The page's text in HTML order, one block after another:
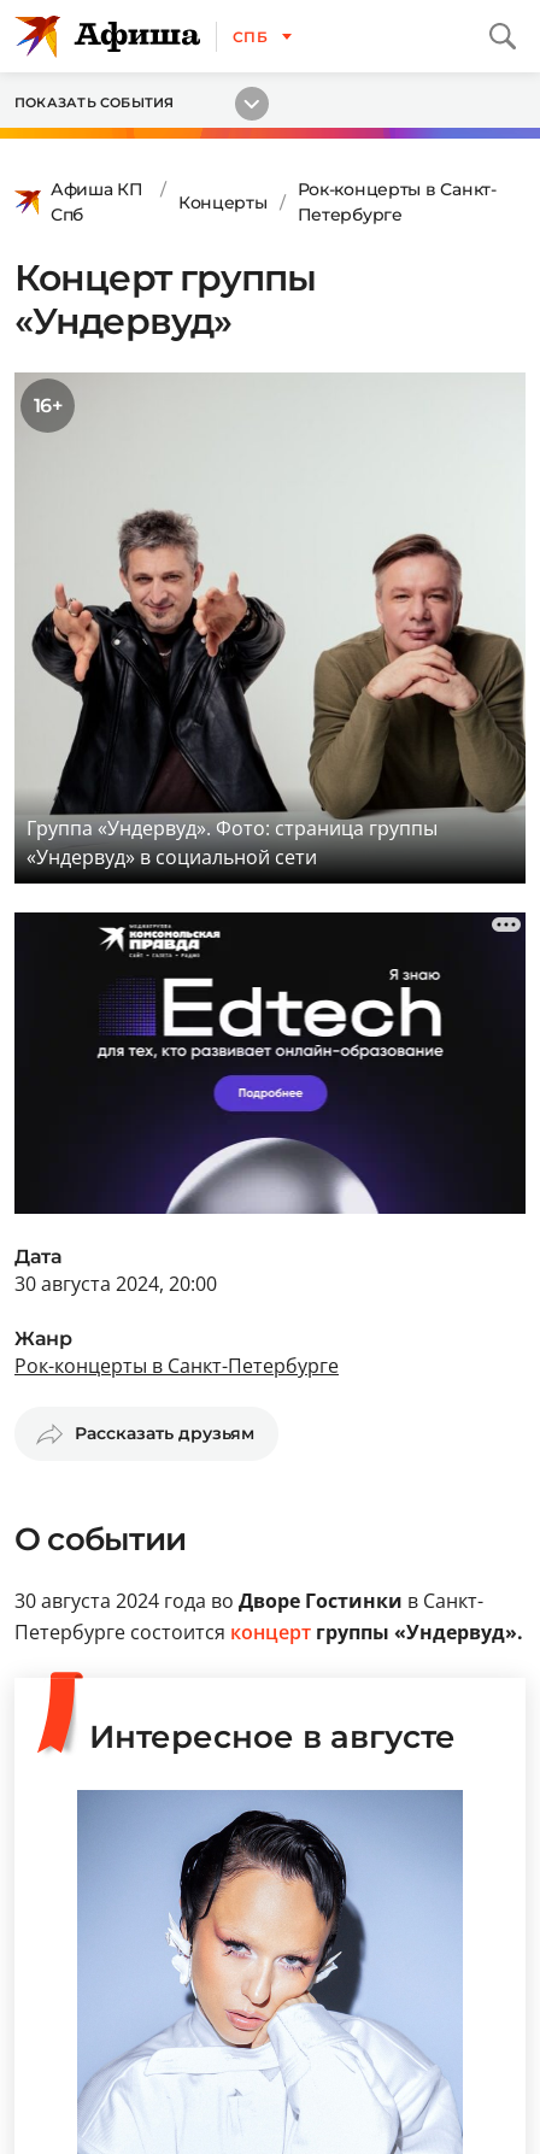
СПБ
ПОКАЗАТЬ СОБЫТИЯ
Афиша КП
Спб
Концерты
Рок-концерты в Санкт-
Петербурге
Концерт группы
«Ундервуд»
16+
Группа «Ундервуд». Фото: страница группы
«Ундервуд» в социальной сети
Дата
30 августа 2024, 20:00
Жанр
Рок-концерты в Санкт-Петербурге
Рассказать друзьям
О событии
30 августа 2024 года во Дворе Гостинки в Санкт-
Петербурге состоится концерт группы «Ундервуд».
Интересное в августе